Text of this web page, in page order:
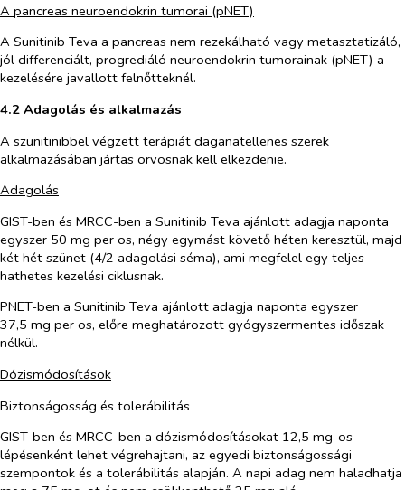
A pancreas neuroendokrin tumorai (pNET)
A Sunitinib Teva a pancreas nem rezekálható vagy metasztatizáló,
jól differenciált, progrediáló neuroendokrin tumorainak (pNET) a
kezelésére javallott felnőtteknél.
4.2 Adagolás és alkalmazás
A szunitinibbel végzett terápiát daganatellenes szerek
alkalmazásában jártas orvosnak kell elkezdenie.
Adagolás
GIST-ben és MRCC-ben a Sunitinib Teva ajánlott adagja naponta
egyszer 50 mg per os, négy egymást követő héten keresztül, majd
két hét szünet (4/2 adagolási séma), ami megfelel egy teljes
hathetes kezelési ciklusnak.
PNET-ben a Sunitinib Teva ajánlott adagja naponta egyszer
37,5 mg per os, előre meghatározott gyógyszermentes időszak
nélkül.
Dózismódosítások
Biztonságosság és tolerábilitás
GIST-ben és MRCC-ben a dózismódosításokat 12,5 mg-os
lépésenként lehet végrehajtani, az egyedi biztonságossági
szempontok és a tolerábilitás alapján. A napi adag nem haladhatja